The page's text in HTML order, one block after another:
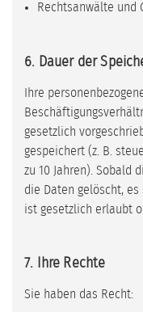
Rechtsanwälte und
6. Dauer der
Ihre
gesetzlich
gespeichert (z. B.
zu 10 Jahren). Sobald
die Daten gelöscht,
ist gesetzlich erlaubt
7. Ihre Rechte
Sie haben das Recht: